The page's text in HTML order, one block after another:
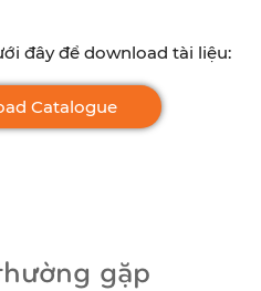
đây để download tài liệu:
Catalogue
gặp